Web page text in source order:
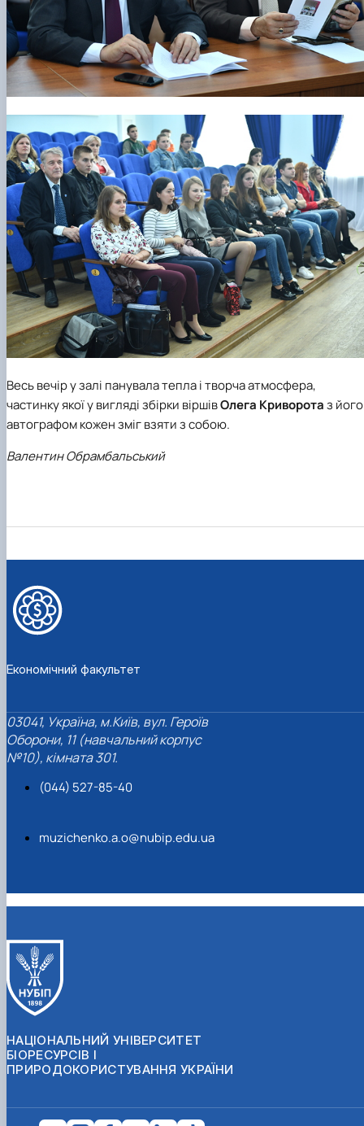
Весь вечір у залі панувала тепла і творча атмосфера,
частинку якої у вигляді збірки віршівОлега Криворотаз його
автографом кожен зміг взяти з собою.
Валентин Обрамбальський
Економічний факультет
03041, Україна, м.Київ, вул. Героїв
Оборони, 11 (навчальний корпус
№10), кімната 301.
(044) 527-85-40
muzichenko.a.o@nubip.edu.ua
НАЦІОНАЛЬНИЙ УНІВЕРСИТЕТ
БІОРЕСУРСІВ І
ПРИРОДОКОРИСТУВАННЯ УКРАЇНИ